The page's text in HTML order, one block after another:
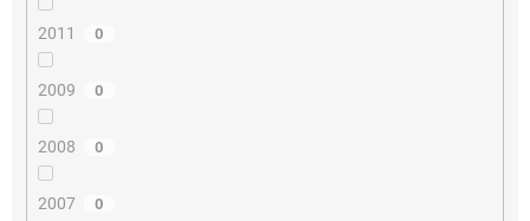
2011 0
2009 0
2008 0
2007 0